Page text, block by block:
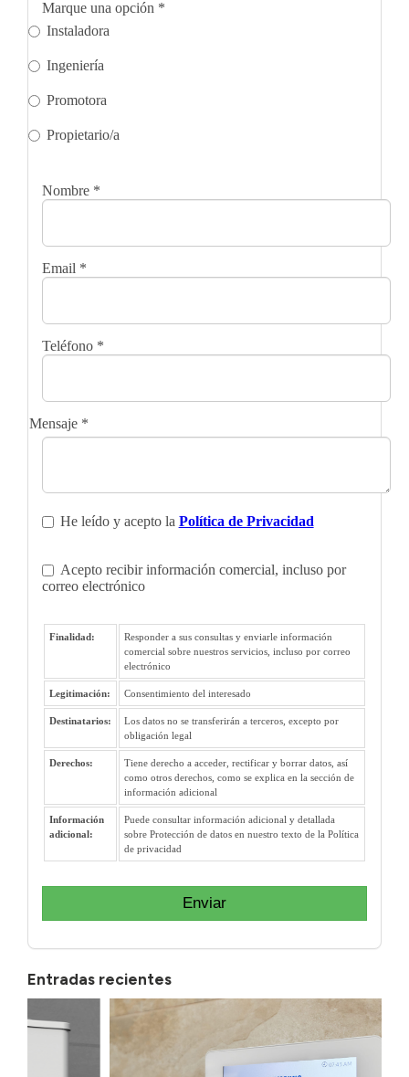
Marque una opción *
Instaladora
Ingeniería
Promotora
Propietario/a
Nombre *
Email *
Teléfono *
Mensaje *
He leído y acepto la Política de Privacidad
Acepto recibir información comercial, incluso por
correo electrónico
Finalidad:
Responder a sus consultas y enviarle información
comercial sobre nuestros servicios, incluso por correo
electrónico
Legitimación: Consentimiento del interesado
Destinatarios:
Los datos no se transferirán a terceros, excepto por
obligación legal
Derechos:
Tiene derecho a acceder, rectificar y borrar datos, así
como otros derechos, como se explica en la sección de
información adicional
Información
adicional:
Puede consultar información adicional y detallada
sobre Protección de datos en nuestro texto de la Política
de privacidad
Enviar
Entradas recientes